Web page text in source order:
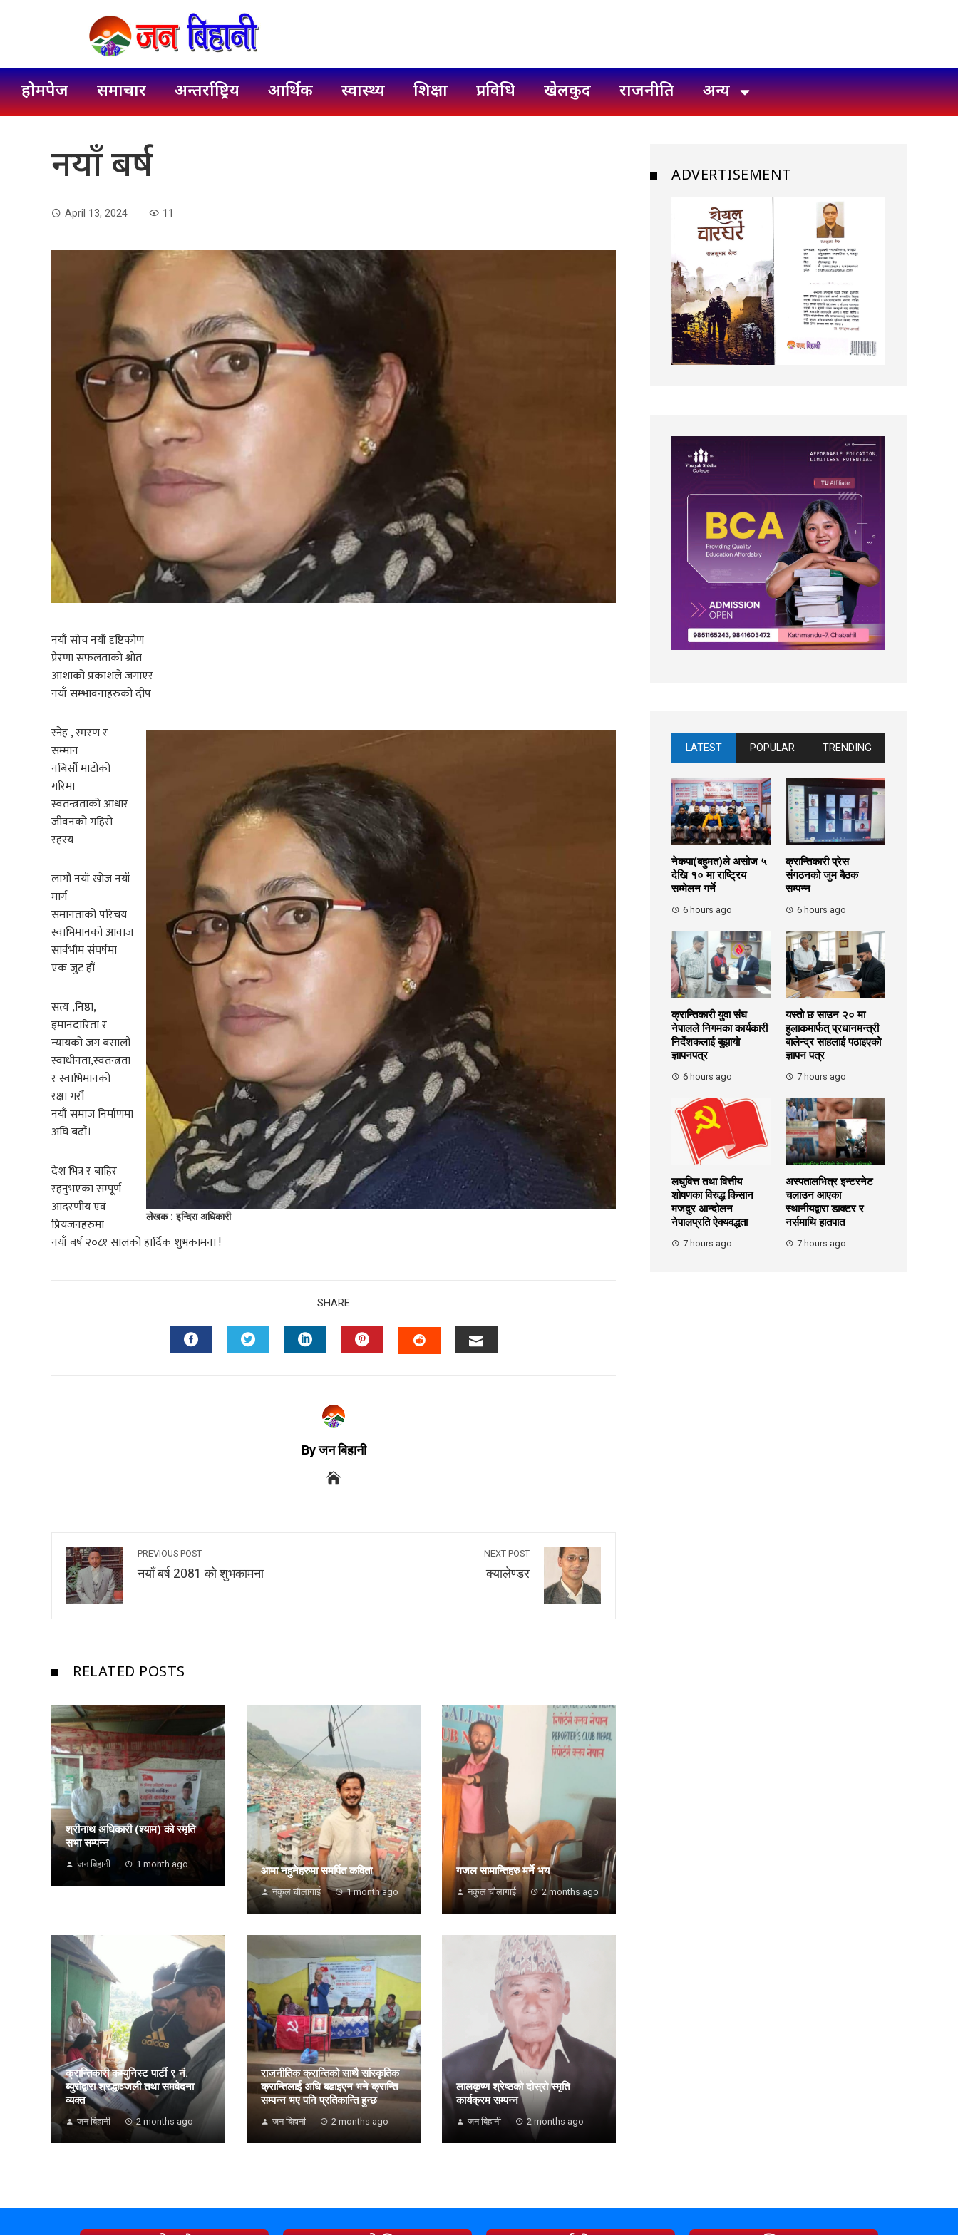
होमपेज समाचार अन्तर्राष्ट्रिय आर्थिक स्वास्थ्य शिक्षा प्रविधि खेलकुद राजनीति अन्य
नयाँ बर्ष
April 13, 2024 11
नयाँ सोच नयाँ दृष्टिकोण
प्रेरणा सफलताको श्रोत
आशाको प्रकाशले जगाएर
नयाँ सम्भावनाहरुको दीप
लेखक : इन्दिरा अधिकारी
स्नेह , स्मरण र
सम्मान
नबिर्सौ माटोको
गरिमा
स्वतन्त्रताको आधार
जीवनको गहिरो
रहस्य
लागौ नयाँ खोज नयाँ
मार्ग
समानताको परिचय
स्वाभिमानको आवाज
सार्वभौम संघर्षमा
एक जुट हौं
सत्य ,निष्ठा,
इमानदारिता र
न्यायको जग बसालौं
स्वाधीनता,स्वतन्त्रता
र स्वाभिमानको
रक्षा गरौं
नयाँ समाज निर्माणमा
अघि बढौं।
देश भित्र र बाहिर
रहनुभएका सम्पूर्ण
आदरणीय एवं
प्रियजनहरुमा
नयाँ बर्ष २०८१ सालको हार्दिक शुभकामना !
SHARE
By जन बिहानी
PREVIOUS POST
नयाँ बर्ष 2081 को शुभकामना
NEXT POST
क्यालेण्डर
RELATED POSTS
श्रीनाथ अधिकारी (श्याम) को स्मृति
सभा सम्पन्न
जन बिहानी 1 month ago आमा नहुनेहरुमा समर्पित कविता
नकुल चौलागाई 1 month ago
गजल सामान्तिहरु मर्ने भय
नकुल चौलागाई 2 months ago
क्रान्तिकारी कम्युनिस्ट पार्टी ९ नं.
ब्युरोद्वारा श्रद्धाञ्जली तथा समवेदना
व्यक्त
जन बिहानी 2 months ago
राजनीतिक क्रान्तिको साथै सांस्कृतिक
क्रान्तिलाई अघि बढाइएन भने क्रान्ति
सम्पन्न भए पनि प्रतिकान्ति हुन्छ
जन बिहानी 2 months ago
लालकृष्ण श्रेष्ठको दोस्रो स्मृति
कार्यक्रम सम्पन्न
जन बिहानी 2 months ago
ADVERTISEMENT
LATEST POPULAR TRENDING
नेकपा(बहुमत)ले असोज ५
देखि १० मा राष्ट्रिय
सम्मेलन गर्ने
6 hours ago
क्रान्तिकारी प्रेस
संगठनको जुम बैठक
सम्पन्न
6 hours ago
क्रान्तिकारी युवा संघ
नेपालले निगमका कार्यकारी
निर्देशकलाई बुझायाे
ज्ञापनपत्र
6 hours ago
यस्तो छ साउन २० मा
हुलाकमार्फत् प्रधानमन्त्री
बालेन्द्र साहलाई पठाइएको
ज्ञापन पत्र
7 hours ago
लघुवित्त तथा वित्तीय
शोषणका विरुद्ध किसान
मजदुर आन्दोलन
नेपालप्रति ऐक्यवद्धता
7 hours ago
अस्पतालभित्र इन्टरनेट
चलाउन आएका
स्थानीयद्वारा डाक्टर र
नर्समाथि हातपात
7 hours ago